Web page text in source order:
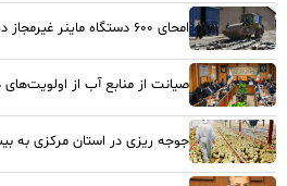
امحای ۶۰۰ دستگاه ماینر غیرمجاز در استان مرکزی
صیانت از منابع آب از
جوجه ریزی در استان مرکزی به بیش از ۶ میلیون